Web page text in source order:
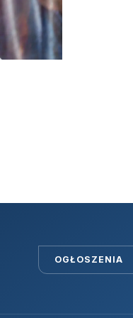
OGŁOSZENIA